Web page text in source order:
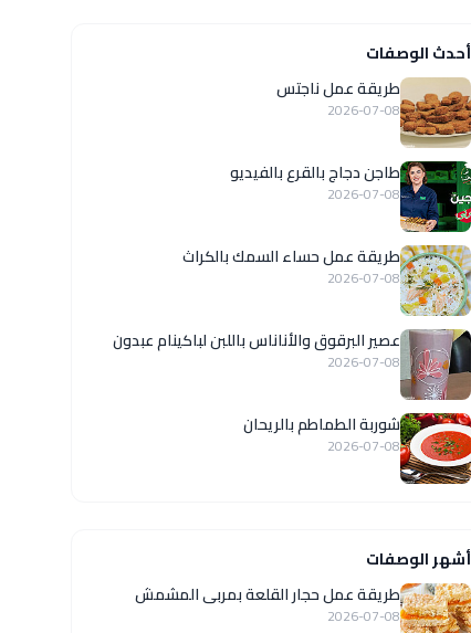
أحدث الوصفات
طريقة عمل ناجتس
2026-07-08
طاجن دجاج بالقرع بالفيديو
2026-07-08
طريقة عمل حساء السمك بالكراث
2026-07-08
عصير البرقوق والأناناس باللبن لباكينام عبدون
2026-07-08
شوربة الطماطم بالريحان
2026-07-08
أشهر الوصفات
طريقة عمل حجار القلعة بمربى المشمش
2026-07-08